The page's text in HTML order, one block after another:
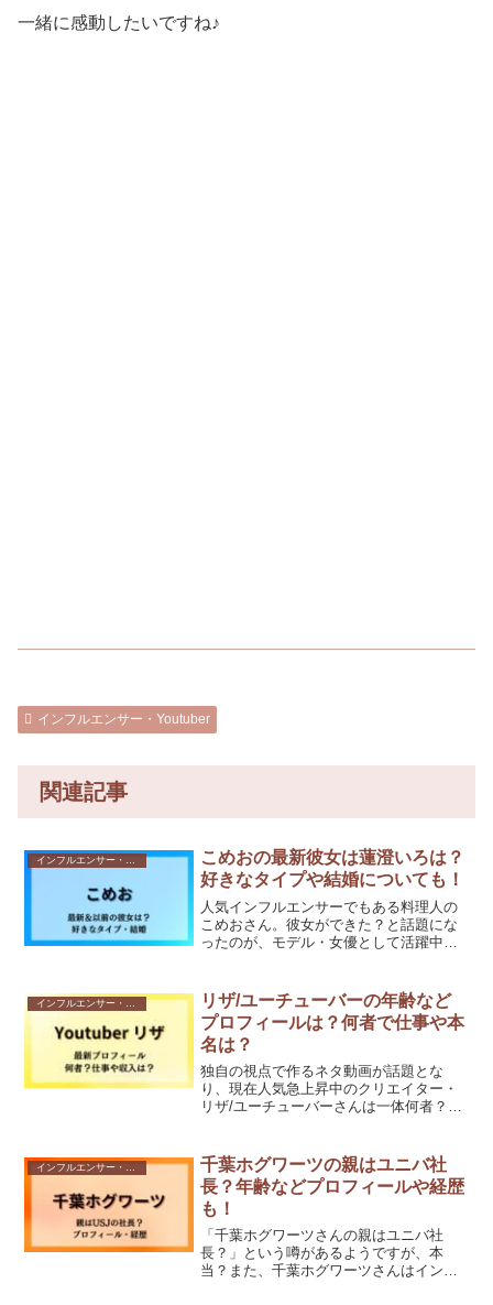
一緒に感動したいですね♪
インフルエンサー・Youtuber
関連記事
インフルエンサー・Youtuber
こめおの最新彼女は蓮澄いろは？
好きなタイプや結婚についても！
人気インフルエンサーでもある料理人の
こめおさん。彼女ができた？と話題にな
ったのが、モデル・女優として活躍中の
成立し、SNS上では「付き合ってる
の？」と注目が集まりまし...
リザ/ユーチューバーの年齢など
プロフィールは？何者で仕事や本
名は？
独自の視点で作るネタ動画が話題とな
り、現在人気急上昇中のクリエイター・
リザ/ユーチューバーさんは一体何者？外
名などプロフィールをwiki風にまとめ、仕
事や実家などにつ...
千葉ホグワーツの親はユニバ社
長？年齢などプロフィールや経歴
も！
「千葉ホグワーツさんの親はユニバ社
長？」という噂があるようですが、本
当？また、千葉ホグワーツさんはインフ